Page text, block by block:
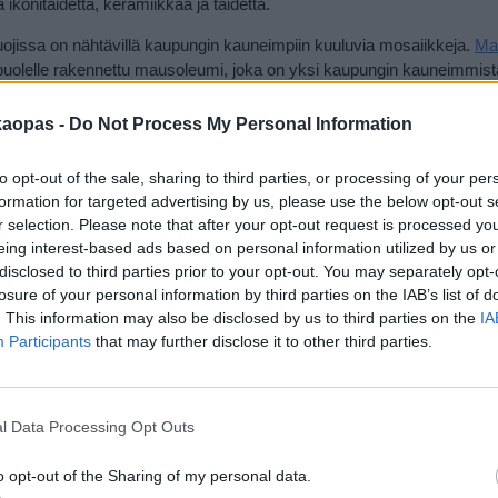
- Do Not Process My Personal Information
opt-out of the sale, sharing to third parties, or processing of your
for targeted advertising by us, please use the below opt-out
selection. Please note that after your opt-out request is processed
interest-based ads based on personal information utilized by us
to third parties prior to your opt-out. You may separately
of your personal information by third parties on the IAB’s list of
This information may also be disclosed by us to third parties on the
Participants that may further disclose it to other third parties.
Data Processing Opt Outs
opt-out of the Sharing of my personal data.
keramiikkaa ja taidetta.
on nähtävillä kaupungin kauneimpiin kuuluvia mosaiikkeja.
rakennettu mausoleumi, joka on yksi kaupungin
8.30–19.30, paitsi ke avautuu klo 14 ja la–su sulkeutuu klo 14), joka
ovat hyvin avoinna nekin, myös maanantaisin, yleensä klo
Museo Arcivescovile ja Battistero Neoniano
luvulla valmistunutDuomo eli tuomiokirkko [ kartalla] ei
tälle alueelle kannattaa suunnata mosaiikkien takia, sillä niitä
olevassa kahdessa kauniissa pyöreässä rakennuksessa.
ja ikoneita. Battistero Neoniano eli tuomiokirkon
hyvä tietää, että alun perin tämä oli Rooman valtakunnan aikainen